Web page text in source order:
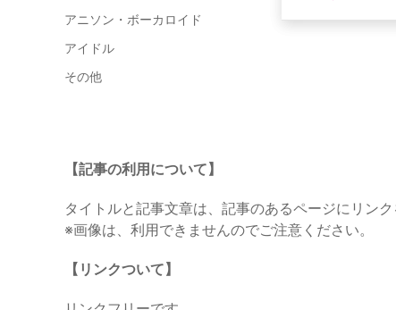
アニソン・ボーカロイド
アイドル
その他
【記事の利用について】
タイトルと記事文章は、記事のあるページにリン
※画像は、利用できませんのでご注意ください。
【リンクついて】